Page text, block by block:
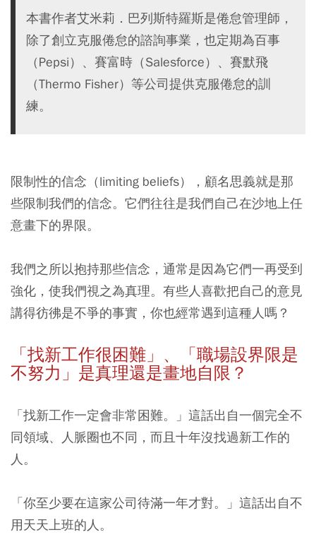
本書作者艾米莉．巴列斯特羅斯是倦怠管理師，
除了創立克服倦怠的諮詢事業，也定期為百事
（Pepsi）、賽富時（Salesforce）、賽默飛
（Thermo Fisher）等公司提供克服倦怠的訓
練。
限制性的信念（limiting beliefs），顧名思義就是那
些限制我們的信念。它們往往是我們自己在沙地上任
意畫下的界限。
我們之所以抱持那些信念，通常是因為它們一再受到
強化，使我們視之為真理。有些人喜歡把自己的意見
講得彷彿是不爭的事實，你也經常遇到這種人嗎？
「找新工作很困難」、「職場設界限是
不努力」是真理還是畫地自限？
「找新工作一定會非常困難。」這話出自一個完全不
同領域、人脈圈也不同，而且十年沒找過新工作的
人。
「你至少要在這家公司待滿一年才對。」這話出自不
用天天上班的人。